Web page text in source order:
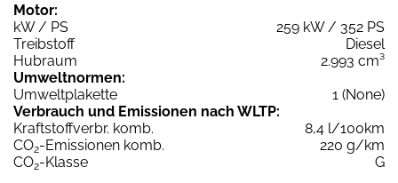
Motor:
kW / PS
259 kW / 352 PS
Treibstoff
Diesel
Hubraum
2.993 cm³
Umweltnormen:
Umweltplakette
1 (None)
Verbrauch und Emissionen nach WLTP:
Kraftstoffverbr. komb.
8,4 l/100km
CO2-Emissionen komb.
220 g/km
CO2-Klasse
G